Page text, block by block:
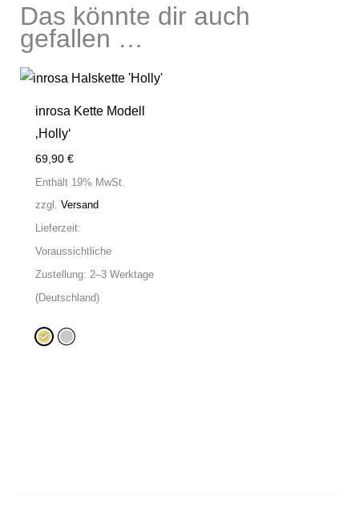
Das könnte dir auch
gefallen …
inrosa Kette Modell
‚Holly‘
69,90 €
Enthält 19% MwSt.
zzgl. Versand
Lieferzeit:
Voraussichtliche
Zustellung: 2–3 Werktage
(Deutschland)